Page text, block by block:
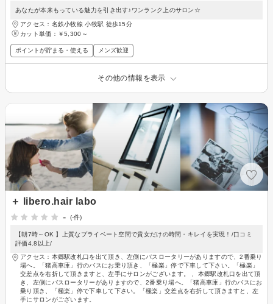
あなたが本来もっている魅力を引き出す♪ワンランク上のサロン☆
アクセス：名鉄小牧線 小牧駅 徒歩15分
カット単価： ￥5,300～
ポイントが貯まる・使える メンズ歓迎
その他の情報を表示
＋ libero.hair labo
-
(-件)
【朝7時～OK 】上質なプライベート空間で貴女だけの時間・キレイを実現！/口コミ
評価4.8以上/
アクセス：本郷駅改札口を出て頂き、左側にバスロータリーがありますので、2番乗り
場へ。「猪高車庫」行のバスにお乗り頂き、「極楽」停で下車して下さい。「極楽」
交差点を右折して頂きますと、左手にサロンがございます。 、本郷駅改札口を出て頂
き、左側にバスロータリーがありますので、2番乗り場へ。「猪高車庫」行のバスにお
乗り頂き、「極楽」停で下車して下さい。「極楽」交差点を右折して頂きますと、左
手にサロンがございます。